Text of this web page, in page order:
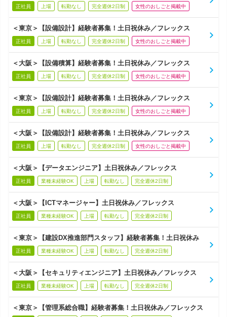
正社員 上場 転勤なし 完全週休2日制 女性のおしごと掲載中
＜東京＞【設備設計】経験者募集！土日祝休み／フレックス
正社員 上場 転勤なし 完全週休2日制 女性のおしごと掲載中
＜大阪＞【設備積算】経験者募集！土日祝休み／フレックス
正社員 上場 転勤なし 完全週休2日制 女性のおしごと掲載中
＜東京＞【設備設計】経験者募集！土日祝休み／フレックス
正社員 上場 転勤なし 完全週休2日制 女性のおしごと掲載中
＜大阪＞【設備設計】経験者募集！土日祝休み／フレックス
正社員 上場 転勤なし 完全週休2日制 女性のおしごと掲載中
＜大阪＞【データエンジニア】土日祝休み／フレックス
正社員 業種未経験OK 上場 転勤なし 完全週休2日制
＜大阪＞【ICTマネージャー】土日祝休み／フレックス
正社員 業種未経験OK 上場 転勤なし 完全週休2日制
＜東京＞【建設DX推進部門スタッフ】経験者募集！土日祝休み
正社員 業種未経験OK 上場 転勤なし 完全週休2日制
＜大阪＞【セキュリティエンジニア】土日祝休み／フレックス
正社員 業種未経験OK 上場 転勤なし 完全週休2日制
＜東京＞【管理系総合職】経験者募集！土日祝休み／フレックス